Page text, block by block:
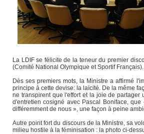
La LDIF se félicite de la teneur du premier
(Comité National Olympique et Sportif Français).
Dès ses premiers mots, la Ministre a affirmé
principe à cette devise: la laïcité. De la même
ne transpirent que l'effort et la joie de partager
d'entretien cosigné avec Pascal Boniface,
différemment de nous », une façon à peine
Autre point fort du discours de la Ministre, sa
milieu hostile à la féminisation : la photo ci-